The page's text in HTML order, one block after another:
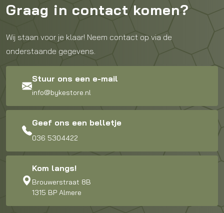
Graag in contact komen?
Wij staan voor je klaar! Neem contact op via de
onderstaande gegevens.
Stuur ons een e-mail
info@bykestore.nl
Geef ons een belletje
036 5304422
Kom langs!
Brouwerstraat 8B
1315 BP Almere